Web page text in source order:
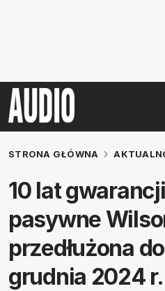
STRONA GŁÓWNA
10 lat
pasywne
przedłużona
grudnia 2024 r.